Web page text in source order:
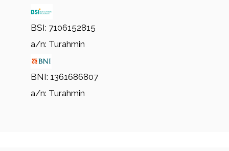
BSI: 7106152815
a/n: Turahmin
BNI: 1361686807
a/n: Turahmin